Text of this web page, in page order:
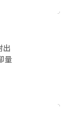
出
量